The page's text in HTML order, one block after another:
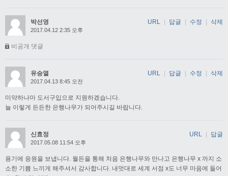
박선영
2017.04.12 2:35 오후
비공개 댓글
URL 답글 수정 삭제
유승열
2017.04.13 8:45 오전
미약하나마 도서구입으로 지원하겠습니다.
늘 이렇게 든든한 은행나무가 되어주시길 바랍니다.
URL 답글 수정 삭제
신효정
2017.05.08 11:54 오후
용기에 응원을 보냅니다. 월든을 통해 처음 은행나무와 만나고 은행나무 x 까지 소
소한 기쁨 느끼게 해주셔서 감사합니다. 내멋대로 세계 서점 x도 너무 마음에 들어
URL 답글